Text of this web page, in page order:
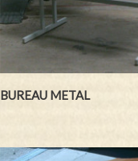
BUREAU METAL